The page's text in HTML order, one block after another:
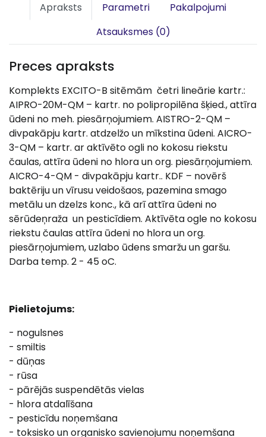
Apraksts Parametri
Pakalpojumi
Atsauksmes (0)
Preces apraksts
Komplekts EXCITO-B sitēmām četri lineārie kartr.:
AIPRO-20M-QM – kartr. no polipropilēna šķied., attīra
ūdeni no meh. piesārņojumiem. AISTRO-2-QM –
divpakāpju kartr. atdzelžo un mīkstina ūdeni. AICRO-
3-QM – kartr. ar aktīvēto ogli no kokosu riekstu
čaulas, attīra ūdeni no hlora un org. piesārņojumiem.
AICRO-4-QM - divpakāpju kartr.. KDF – novērš
baktēriju un vīrusu veidošaos, pazemina smago
metālu un dzelzs konc., kā arī attīra ūdeni no
sērūdeņraža un pesticīdiem. Aktīvēta ogle no kokosu
riekstu čaulas attīra ūdeni no hlora un org.
piesārņojumiem, uzlabo ūdens smaržu un garšu.
Darba temp. 2 - 45 oC.
Pielietojums:
- nogulsnes
- smiltis
- dūņas
- rūsa
- pārējās suspendētās vielas
- hlora atdalīšana
- pesticīdu noņemšana
- toksisko un organisko savienojumu noņemšana